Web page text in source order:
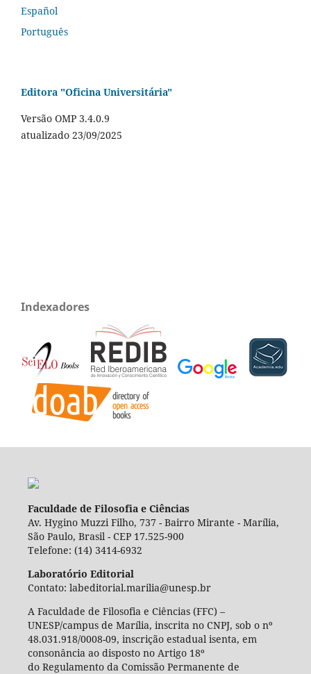
Español
Português
Editora "Oficina Universitária"
Versão OMP 3.4.0.9
atualizado 23/09/2025
Indexadores
Faculdade de Filosofia e Ciências
Av. Hygino Muzzi Filho, 737 - Bairro Mirante - Marília,
São Paulo, Brasil - CEP 17.525-900
Telefone: (14) 3414-6932
Laboratório Editorial
Contato: labeditorial.marilia@unesp.br
A Faculdade de Filosofia e Ciências (FFC) –
UNESP/campus de Marília, inscrita no CNPJ, sob o nº
48.031.918/0008-09, inscrição estadual isenta, em
consonância ao disposto no Artigo 18º
do Regulamento da Comissão Permanente de